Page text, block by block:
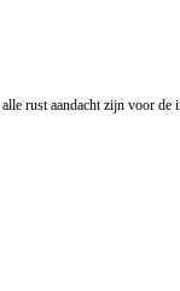
rust aandacht zijn voor